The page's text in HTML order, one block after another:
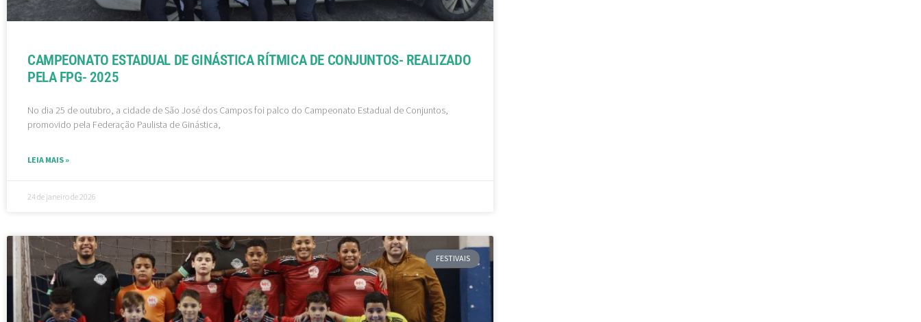
CAMPEONATO ESTADUAL DE GINÁSTICA RÍTMICA DE CONJUNTOS- REALIZADO
PELA FPG- 2025
No dia 25 de outubro, a cidade de São José dos Campos foi palco do Campeonato Estadual de Conjuntos,
promovido pela Federação Paulista de Ginástica,
LEIA MAIS »
24 de janeiro de 2026
FESTIVAIS